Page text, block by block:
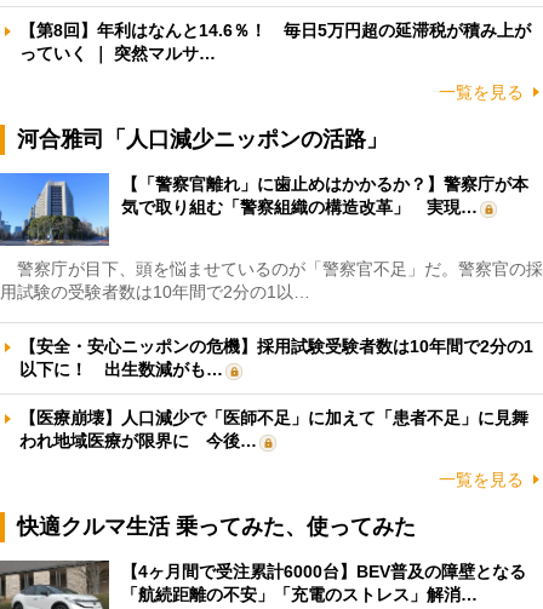
【第8回】年利はなんと14.6％！ 毎日5万円超の延滞税が積み上が
っていく ｜ 突然マルサ…
一覧を見る
河合雅司「人口減少ニッポンの活路」
【「警察官離れ」に歯止めはかかるか？】警察庁が本
気で取り組む「警察組織の構造改革」 実現…
警察庁が目下、頭を悩ませているのが「警察官不足」だ。警察官の採
用試験の受験者数は10年間で2分の1以…
【安全・安心ニッポンの危機】採用試験受験者数は10年間で2分の1
以下に！ 出生数減がも…
【医療崩壊】人口減少で「医師不足」に加えて「患者不足」に見舞
われ地域医療が限界に 今後…
一覧を見る
快適クルマ生活 乗ってみた、使ってみた
【4ヶ月間で受注累計6000台】BEV普及の障壁となる
「航続距離の不安」「充電のストレス」解消…